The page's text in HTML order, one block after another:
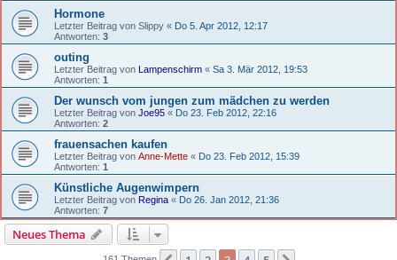
Hormone
Letzter Beitrag von Slippy « Do 5. Apr 2012, 12:17
Antworten: 3
outing
Letzter Beitrag von Lampenschirm « Sa 3. Mär 2012, 19:53
Antworten: 1
Der wunsch vom jungen zum mädchen zu werden
Letzter Beitrag von Joe95 « Do 23. Feb 2012, 22:16
Antworten: 2
frauensachen kaufen
Letzter Beitrag von Anne-Mette « Do 23. Feb 2012, 15:39
Antworten: 1
Künstliche Augenwimpern
Letzter Beitrag von Regina « Do 26. Jan 2012, 21:36
Antworten: 7
Neues Thema